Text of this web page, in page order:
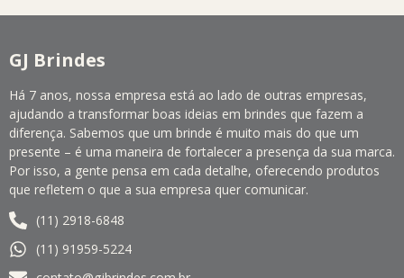
GJ Brindes
Há 7 anos, nossa empresa está ao lado de outras empresas,
ajudando a transformar boas ideias em brindes que fazem a
diferença. Sabemos que um brinde é muito mais do que um
presente – é uma maneira de fortalecer a presença da sua marca.
Por isso, a gente pensa em cada detalhe, oferecendo produtos
que refletem o que a sua empresa quer comunicar.
(11) 2918-6848
(11) 91959-5224